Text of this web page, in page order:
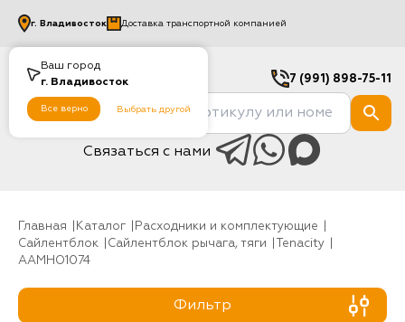
Ваш город
г. Владивосток
Все верно Выбрать другой
г. Владивосток Доставка транспортной компанией
7 (991) 898-75-11
Связаться с нами
Главная Каталог
Расходники и комплектующие
Сайлентблок
Сайлентблок рычага, тяги
Tenacity
AAMHO1074
Фильтр